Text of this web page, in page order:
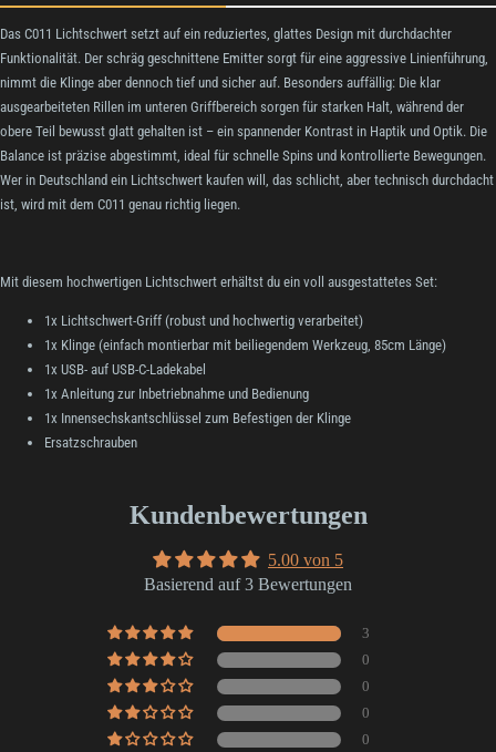
Das C011 Lichtschwert setzt auf ein reduziertes, glattes Design mit durchdachter
Funktionalität. Der schräg geschnittene Emitter sorgt für eine aggressive Linienführung,
nimmt die Klinge aber dennoch tief und sicher auf. Besonders auffällig: Die klar
ausgearbeiteten Rillen im unteren Griffbereich sorgen für starken Halt, während der
obere Teil bewusst glatt gehalten ist – ein spannender Kontrast in Haptik und Optik. Die
Balance ist präzise abgestimmt, ideal für schnelle Spins und kontrollierte Bewegungen.
Wer in Deutschland ein Lichtschwert kaufen will, das schlicht, aber technisch durchdacht
ist, wird mit dem C011 genau richtig liegen.
Mit diesem hochwertigen Lichtschwert erhältst du ein voll ausgestattetes Set:
1x Lichtschwert-Griff (robust und hochwertig verarbeitet)
1x Klinge (einfach montierbar mit beiliegendem Werkzeug, 85cm Länge)
1x USB- auf USB-C-Ladekabel
1x Anleitung zur Inbetriebnahme und Bedienung
1x Innensechskantschlüssel zum Befestigen der Klinge
Ersatzschrauben
Kundenbewertungen
5.00 von 5
Basierend auf 3 Bewertungen
3
0
0
0
0